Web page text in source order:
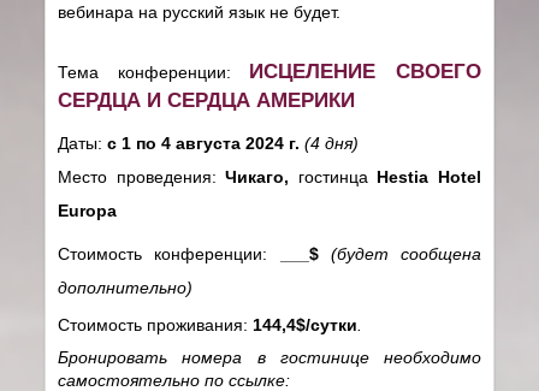
вебинара на русский язык не будет.
Тема конференции: ИСЦЕЛЕНИЕ СВОЕГО
СЕРДЦА И СЕРДЦА АМЕРИКИ
Даты:с 1 по 4 августа 2024 г.(4 дня)
Место проведения:Чикаго, гостинца Hestia Hotel
Europa
Стоимость конференции: ___$ (будет сообщена
дополнительно)
Стоимость проживания: 144,4$/сутки
Бронировать номера в гостинице необходимо
самостоятельно по ссылке: